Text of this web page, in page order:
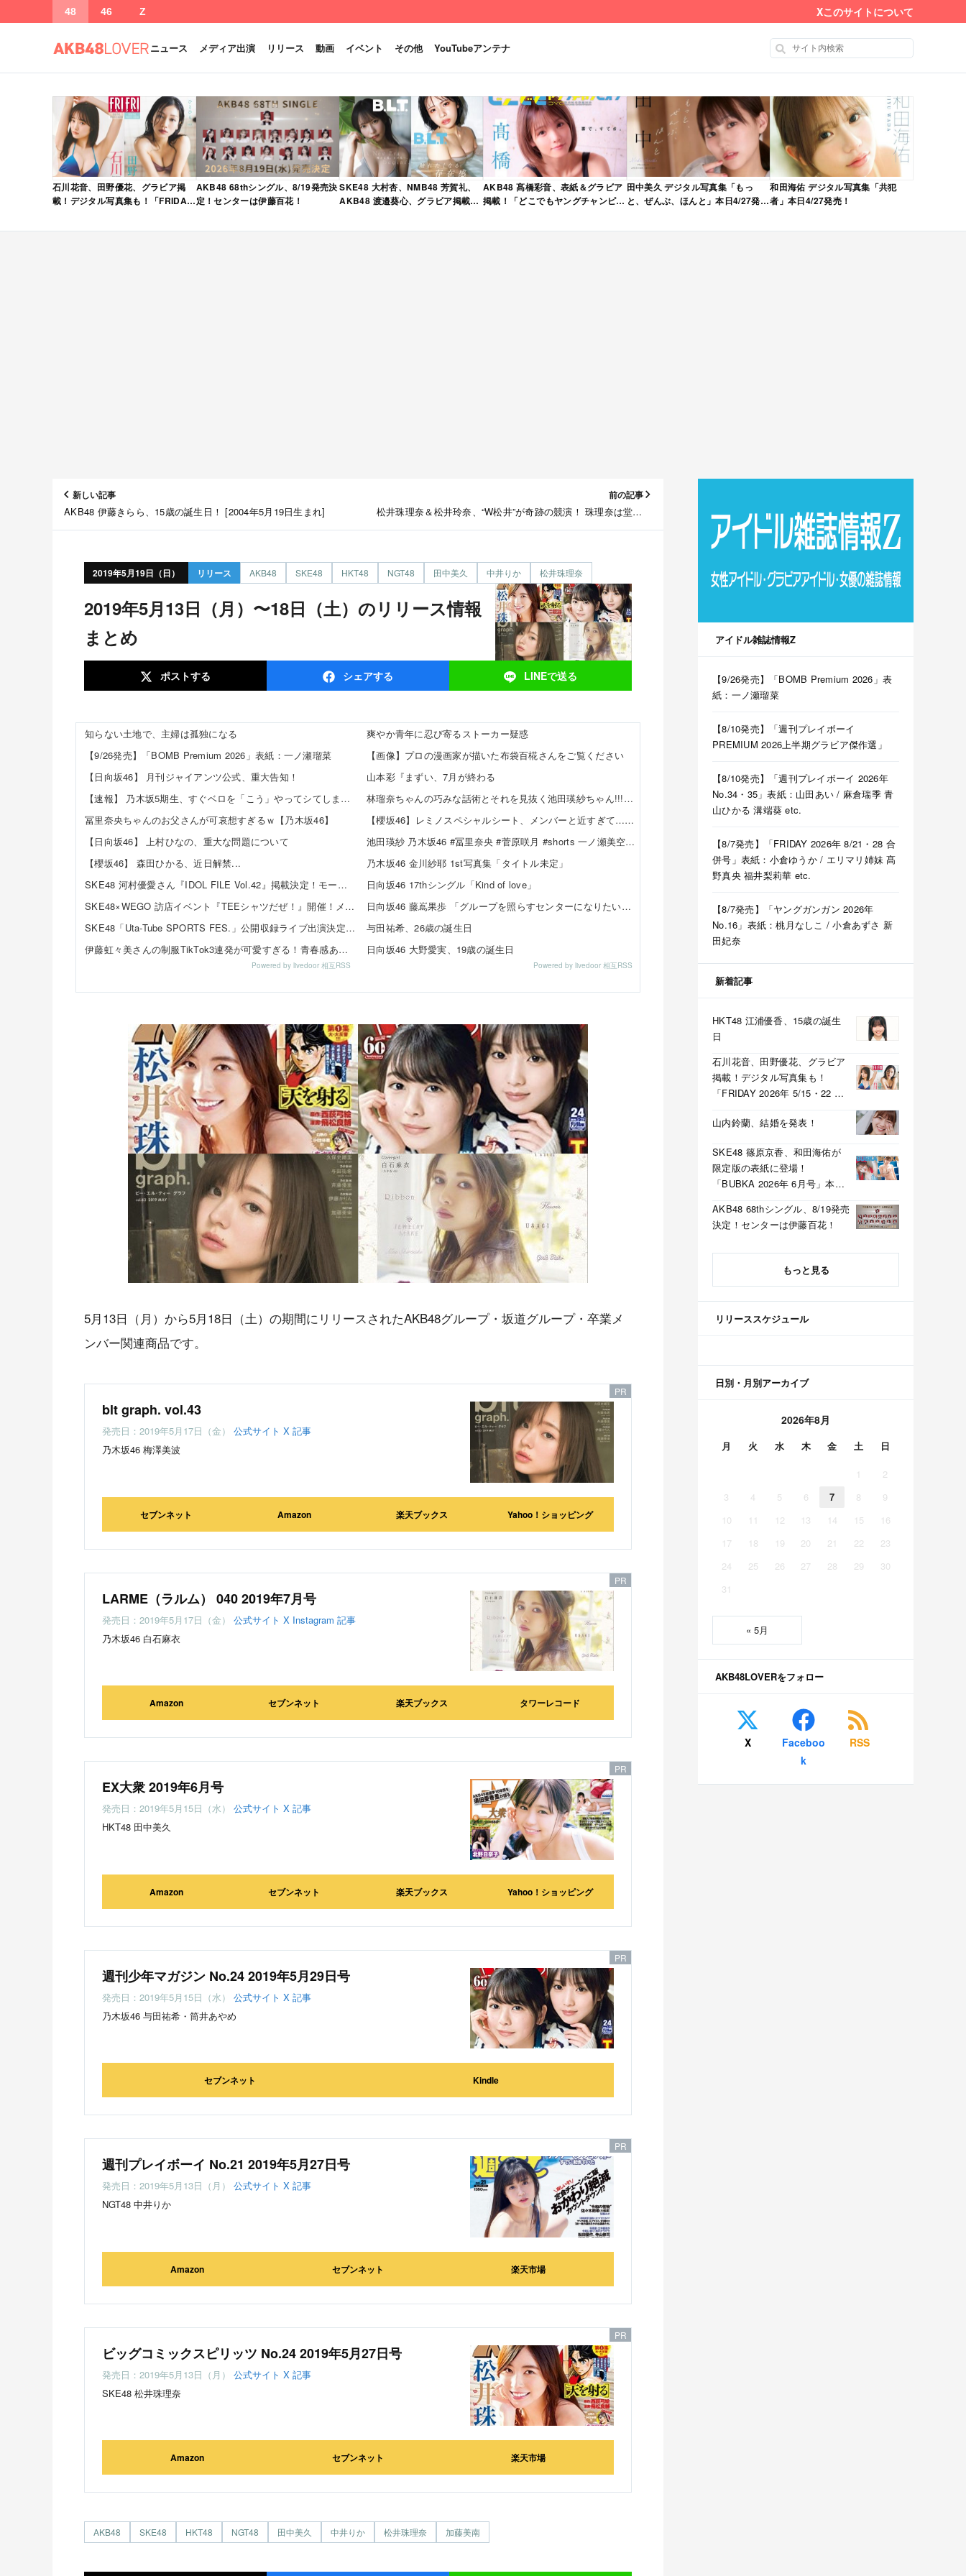
48 46 Z Xこのサイトについて
ニュース メディア出演 リリース 動画 イベント その他 YouTubeアンテナ
石川花音、田野優花、グラビア掲
載！デジタル写真集も！「FRIDAY
発売！
AKB48 68thシングル、8/19発売決
定！センターは伊藤百花！
SKE48 大村杏、NMB48 芳賀礼、
AKB48 渡邉葵心、グラビア掲載！
月号」本日4/28発売！
AKB48 髙橋彩音、表紙＆グラビア
掲載！「どこでもヤングチャンピオ
田中美久 デジタル写真集「もっ
と、ぜんぶ、ほんと」本日4/27発
和田海佑 デジタル写真集「共犯
者」本日4/27発売！
新しい記事
AKB48 伊藤きらら、15歳の誕生日！ [2004年5月19日生まれ]
前の記事
松井珠理奈＆松井玲奈、“W松井”が奇跡の競演！ 珠理奈は堂々の
2019年5月19日（日） リリース AKB48 SKE48 HKT48 NGT48 田中美久 中井りか
松井珠理奈
2019年5月13日（月）〜18日（土）のリリース情報
まとめ
ポストする シェアする LINEで送る
知らない土地で、主婦は孤独になる
【9/26発売】「BOMB Premium 2026」表紙：一ノ瀬瑠菜
【日向坂46】 月刊ジャイアンツ公式、重大告知！
【速報】 乃木坂5期生、すぐベロを「こう」やってシてしまうｗｗｗｗｗｗ
冨里奈央ちゃんのお父さんが可哀想すぎるｗ【乃木坂46】
【日向坂46】 上村ひなの、重大な問題について
【櫻坂46】 森田ひかる、近日解禁...
SKE48 河村優愛さん『IDOL FILE Vol.42』掲載決定！モード系ファッションで新たな魅力を披露
SKE48×WEGO 訪店イベント『TEEシャツだぜ！』開催！メンバーが大須店でコーディネート【SNSまとめ】
SKE48「Uta-Tube SPORTS FES.」公開収録ライブ出演決定！
伊藤虹々美さんの制服TikTok3連発が可愛すぎる！青春感あふれるダンス動画に注目✨
Powered by livedoor 相互RSS
爽やか青年に忍び寄るストーカー疑惑
【画像】プロの漫画家が描いた布袋百椛さんをご覧ください
山本彩『まずい、7月が終わる
林瑠奈ちゃんの巧みな話術とそれを見抜く池田瑛紗ちゃん!!!【乃木坂46】
【櫻坂46】レミノスペシャルシート、メンバーと近すぎて…【全国ツアー2026】
池田瑛紗 乃木坂46 #冨里奈央 #菅原咲月 #shorts 一ノ瀬美空 五百城茉央 瀬戸口心月 奥の反応まとめ
乃木坂46 金川紗耶 1st写真集「タイトル未定」
日向坂46 17thシングル「Kind of love」
日向坂46 藤嶌果歩 「グループを照らすセンターになりたい」何倍もキラキラしたかほりんが降臨【坂道の火曜日】
与田祐希、26歳の誕生日
日向坂46 大野愛実、19歳の誕生日
Powered by livedoor 相互RSS
5月13日（月）から5月18日（土）の期間にリリースされたAKB48グループ・坂道グループ・卒業メ
ンバー関連商品です。
blt graph. vol.43
発売日：2019年5月17日（金） 公式サイト X 記事
乃木坂46 梅澤美波
セブンネット Amazon 楽天ブックス Yahoo！ショッピング
LARME（ラルム） 040 2019年7月号
発売日：2019年5月17日（金） 公式サイト X Instagram 記事
乃木坂46 白石麻衣
Amazon セブンネット 楽天ブックス タワーレコード
EX大衆 2019年6月号
発売日：2019年5月15日（水） 公式サイト X 記事
HKT48 田中美久
Amazon セブンネット 楽天ブックス Yahoo！ショッピング
週刊少年マガジン No.24 2019年5月29日号
発売日：2019年5月15日（水） 公式サイト X 記事
乃木坂46 与田祐希・筒井あやめ
セブンネット Kindle
週刊プレイボーイ No.21 2019年5月27日号
発売日：2019年5月13日（月） 公式サイト X 記事
NGT48 中井りか
Amazon セブンネット 楽天市場
ビッグコミックスピリッツ No.24 2019年5月27日号
発売日：2019年5月13日（月） 公式サイト X 記事
SKE48 松井珠理奈
Amazon セブンネット 楽天市場
AKB48 SKE48 HKT48 NGT48 田中美久 中井りか 松井珠理奈 加藤美南
アイドル雑誌情報Z
【9/26発売】「BOMB Premium 2026」表
紙：一ノ瀬瑠菜
【8/10発売】「週刊プレイボーイ
PREMIUM 2026上半期グラビア傑作選」
【8/10発売】「週刊プレイボーイ 2026年
No.34・35」表紙：山田あい / 麻倉瑞季 青
山ひかる 溝端葵 etc.
【8/7発売】「FRIDAY 2026年 8/21・28 合
併号」表紙：小倉ゆうか / エリマリ姉妹 髙
野真央 福井梨莉華 etc.
【8/7発売】「ヤングガンガン 2026年
No.16」表紙：桃月なしこ / 小倉あずさ 新
田妃奈
新着記事
HKT48 江浦優香、15歳の誕生
日
石川花音、田野優花、グラビア
掲載！デジタル写真集も！
「FRIDAY 2026年 5/15・22 合
山内鈴蘭、結婚を発表！
SKE48 篠原京香、和田海佑が
限定版の表紙に登場！
「BUBKA 2026年 6月号」本日
AKB48 68thシングル、8/19発売
決定！センターは伊藤百花！
もっと見る
リリーススケジュール
日別・月別アーカイブ
2026年8月
月 火 水 木 金 土 日
1
2
3
4 5 6 7 8
9
10
11 12 13 14 15
16
17
18 19 20 21 22
23
24
25 26 27 28 29
30
31
« 5月
AKB48LOVERをフォロー
X
Faceboo
k
RSS